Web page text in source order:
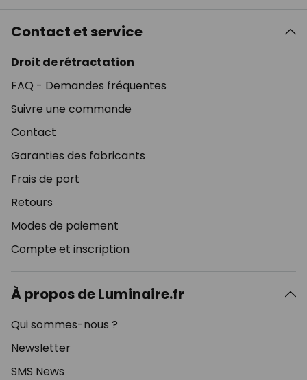
Contact et service
Droit de rétractation
FAQ - Demandes fréquentes
Suivre une commande
Contact
Garanties des fabricants
Frais de port
Retours
Modes de paiement
Compte et inscription
À propos de Luminaire.fr
Qui sommes-nous ?
Newsletter
SMS News